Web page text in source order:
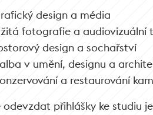
design a média
fotografie a audiovizuální
design a sochařství
v umění, designu a
a restaurování
odevzdat přihlášky ke studiu